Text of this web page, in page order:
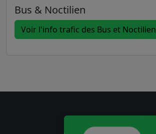
Bus & Noctilien
Voir l'info trafic des Bus et Noctilien